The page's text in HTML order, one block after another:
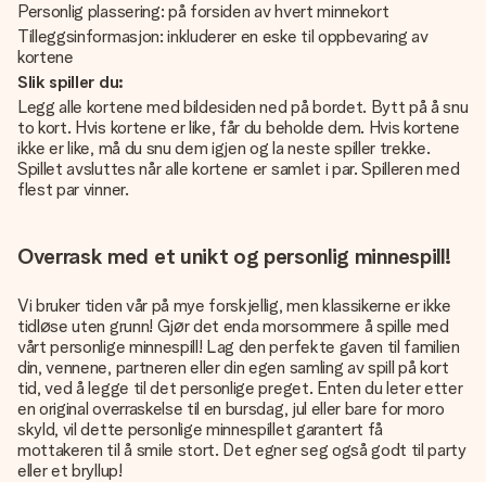
Personlig plassering: på forsiden av hvert minnekort
Tilleggsinformasjon: inkluderer en eske til oppbevaring av
kortene
Slik spiller du:
Legg alle kortene med bildesiden ned på bordet. Bytt på å snu
to kort. Hvis kortene er like, får du beholde dem. Hvis kortene
ikke er like, må du snu dem igjen og la neste spiller trekke.
Spillet avsluttes når alle kortene er samlet i par. Spilleren med
flest par vinner.
Overrask med et unikt og personlig minnespill!
Vi bruker tiden vår på mye forskjellig, men klassikerne er ikke
tidløse uten grunn! Gjør det enda morsommere å spille med
vårt personlige minnespill! Lag den perfekte gaven til familien
din, vennene, partneren eller din egen samling av spill på kort
tid, ved å legge til det personlige preget. Enten du leter etter
en original overraskelse til en bursdag, jul eller bare for moro
skyld, vil dette personlige minnespillet garantert få
mottakeren til å smile stort. Det egner seg også godt til party
eller et bryllup!